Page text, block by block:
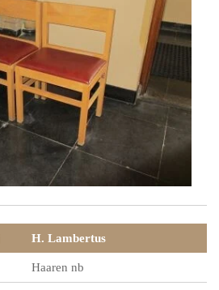
H. Lambertus
Haaren nb